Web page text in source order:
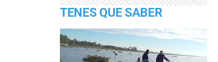
TENES QUE SABER